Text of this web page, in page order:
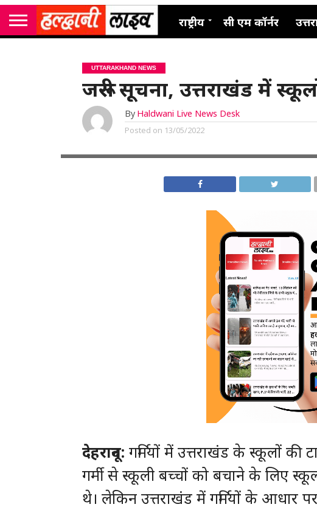
राष्ट्रीय सी एम कॉर्नर
UTTARAKHAND NEWS
जरूरी सूचना, उत्तराखंड में
By Haldwani Live News Desk
Posted on 13/05/2022
देहरादून: गर्मियों में उत्तराखंड के स्कूलों की
गर्मी से स्कूली बच्चों को बचाने के लिए
थे। लेकिन उत्तराखंड में गर्मियों के आधार